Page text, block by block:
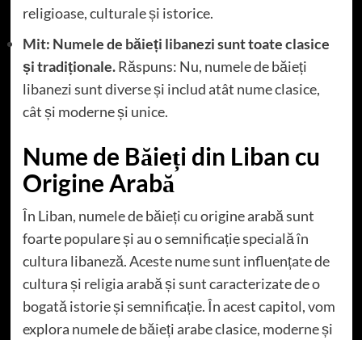
religioase, culturale și istorice.
Mit: Numele de băieți libanezi sunt toate clasice
și tradiționale.Răspuns: Nu, numele de băieți
libanezi sunt diverse și includ atât nume clasice,
cât și moderne și unice.
Nume de Băieți din Liban cu
Origine Arabă
În Liban, numele de băieți cu origine arabă sunt
foarte populare și au o semnificație specială în
cultura libaneză. Aceste nume sunt influențate de
cultura și religia arabă și sunt caracterizate de o
bogată istorie și semnificație. În acest capitol, vom
explora numele de băieți arabe clasice, moderne și